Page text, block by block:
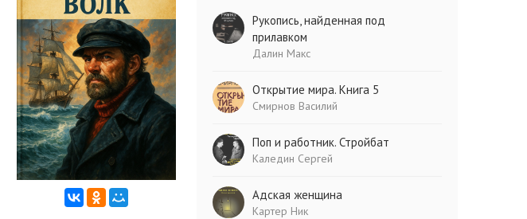
18:56
21:48
17:31
16:04
23:48
Рукопись, найденная под
прилавком
Далин Макс
Открытие мира. Книга 5
Смирнов Василий
Поп и работник. Стройбат
Каледин Сергей
Адская женщина
Картер Ник